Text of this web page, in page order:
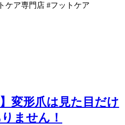
ケア専門店 #フットケア
】変形爪は見た目だけ
ません！